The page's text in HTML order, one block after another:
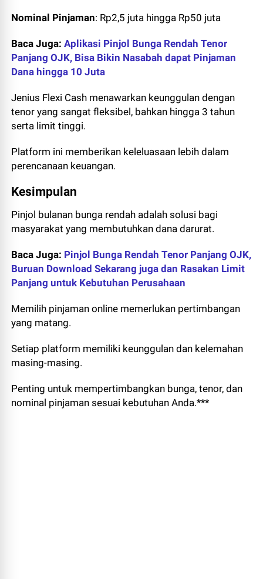
Nominal Pinjaman: Rp2,5 juta hingga Rp50 juta
Baca Juga:Aplikasi Pinjol Bunga Rendah Tenor
Panjang OJK, Bisa Bikin Nasabah dapat Pinjaman
Dana hingga 10 Juta
Jenius Flexi Cash menawarkan keunggulan dengan
tenor yang sangat fleksibel, bahkan hingga 3 tahun
serta limit tinggi.
Platform ini memberikan keleluasaan lebih dalam
perencanaan keuangan.
Kesimpulan
Pinjol bulanan bunga rendah adalah solusi bagi
masyarakat yang membutuhkan dana darurat.
Baca Juga: Pinjol Bunga Rendah Tenor Panjang OJK,
Buruan Download Sekarang juga dan Rasakan Limit
Panjang untuk Kebutuhan Perusahaan
Memilih pinjaman online memerlukan pertimbangan
yang matang.
Setiap platform memiliki keunggulan dan kelemahan
masing-masing.
Penting untuk mempertimbangkan bunga, tenor, dan
nominal pinjaman sesuai kebutuhan Anda.***